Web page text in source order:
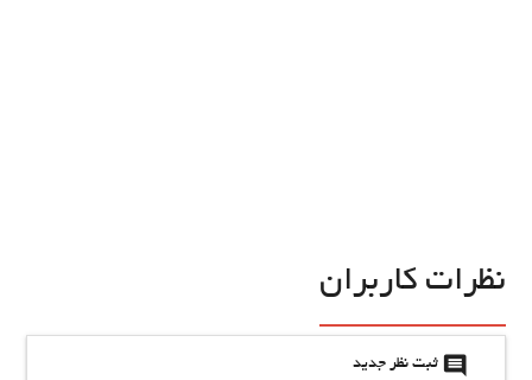
نظرات کاربران
insert_comment ثبت نظر جدید